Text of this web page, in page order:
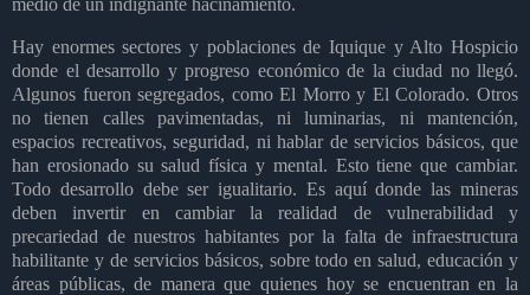
Hay enormes sectores y poblaciones de Iquique y Alto Hospicio
donde el desarrollo y progreso económico de la ciudad no llegó.
Algunos fueron segregados, como El Morro y El Colorado. Otros
no tienen calles pavimentadas, ni luminarias, ni mantención,
espacios recreativos, seguridad, ni hablar de servicios básicos, que
han erosionado su salud física y mental. Esto tiene que cambiar.
Todo desarrollo debe ser igualitario. Es aquí donde las mineras
deben invertir en cambiar la realidad de vulnerabilidad y
precariedad de nuestros habitantes por la falta de infraestructura
habilitante y de servicios básicos, sobre todo en salud, educación y
áreas públicas, de manera que quienes hoy se encuentran en la